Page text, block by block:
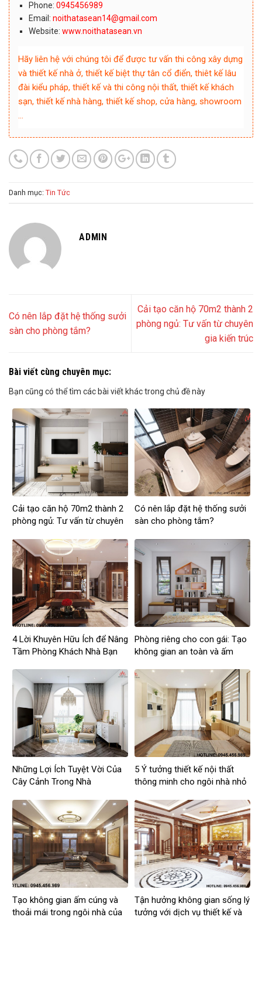
Phone: 0945456989
Email: noithatasean14@gmail.com
Website: www.noithatasean.vn
Hãy liên hệ với chúng tôi để được tư vấn thi công xây dựng
và thiết kế nhà ở, thiết kế biệt thự tân cổ điển, thiêt kế lâu
đài kiểu pháp, thiết kế và thi công nội thất, thiết kế khách
sạn, thiết kế nhà hàng, thiết kế shop, cửa hàng, showroom
…
Danh mục: Tin Tức
ADMIN
Có nên lắp đặt hệ thống sưởi
sàn cho phòng tắm?
Cải tạo căn hộ 70m2 thành 2
phòng ngủ: Tư vấn từ chuyên
gia kiến trúc
Bài viết cùng chuyên mục:
Bạn cũng có thể tìm các bài viết khác trong chủ đề này
Cải tạo căn hộ 70m2 thành 2
phòng ngủ: Tư vấn từ chuyên
Có nên lắp đặt hệ thống sưởi
sàn cho phòng tắm?
4 Lời Khuyên Hữu Ích để Nâng
Tầm Phòng Khách Nhà Bạn
Phòng riêng cho con gái: Tạo
không gian an toàn và ấm
Những Lợi Ích Tuyệt Vời Của
Cây Cảnh Trong Nhà
5 Ý tưởng thiết kế nội thất
thông minh cho ngôi nhà nhỏ
Tạo không gian ấm cúng và
thoải mái trong ngôi nhà của
Tận hưởng không gian sống lý
tưởng với dịch vụ thiết kế và